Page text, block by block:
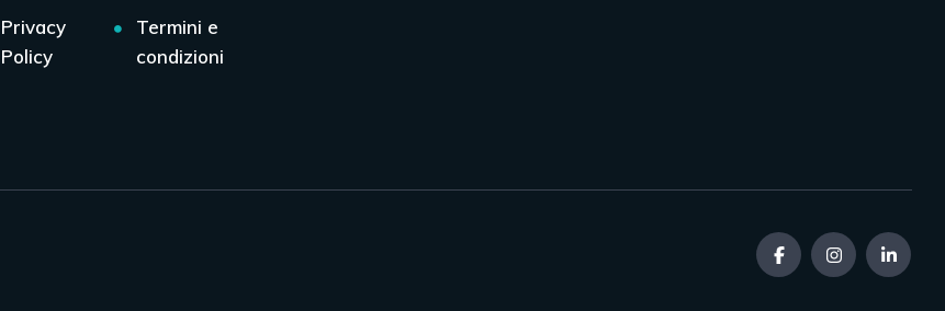
Privacy
Policy
Termini e
condizioni